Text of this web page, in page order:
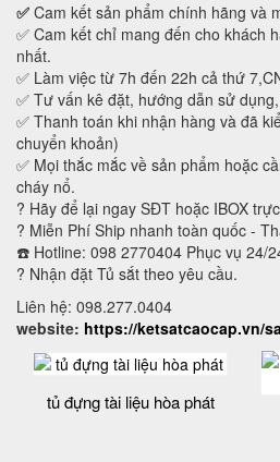
✅ Cam kết sản phẩm chính hãng và
✅ Cam kết chỉ mang đến cho khách
nhất.
✅ Làm việc từ 7h đến 22h cả thứ
✅ Tư vấn kê đặt, hướng dẫn sử
✅ Thanh toán khi nhận hàng và đã
chuyển khoản)
✅ Mọi thắc mắc về sản phẩm hoặc
cháy nổ.
? Hãy để lại ngay SĐT hoặc IBOX
? Miễn Phí Ship nhanh toàn quốc -
☎️ Hotline: 098 2770404 Phục vụ 24/
? Nhận đặt Tủ sắt theo yêu cầu.
Liên hệ: 098.277.0404
website: https://ketsatcaocap.vn/
tủ đựng tài liệu hòa phát